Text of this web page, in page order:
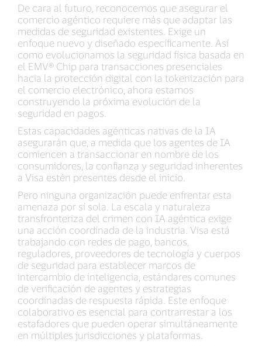
De cara al futuro, reconocemos que asegurar el
comercio agéntico requiere más que adaptar las
medidas de seguridad existentes. Exige un
enfoque nuevo y diseñado específicamente. Así
como evolucionamos la seguridad física basada en
el EMV® Chip para transacciones presenciales
hacia la protección digital con la tokenización para
el comercio electrónico, ahora estamos
construyendo la próxima evolución de la
seguridad en pagos.
Estas capacidades agénticas nativas de la IA
asegurarán que, a medida que los agentes de IA
comiencen a transaccionar en nombre de los
consumidores, la confianza y seguridad inherentes
a Visa estén presentes desde el inicio.
Pero ninguna organización puede enfrentar esta
amenaza por sí sola. La escala y naturaleza
transfronteriza del crimen con IA agéntica exige
una acción coordinada de la industria. Visa está
trabajando con redes de pago, bancos,
reguladores, proveedores de tecnología y cuerpos
de seguridad para establecer marcos de
intercambio de inteligencia, estándares comunes
de verificación de agentes y estrategias
coordinadas de respuesta rápida. Este enfoque
colaborativo es esencial para contrarrestar a los
estafadores que pueden operar simultáneamente
en múltiples jurisdicciones y plataformas.